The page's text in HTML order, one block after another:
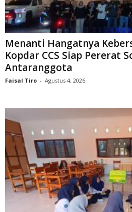
Menanti Hangatnya
Kopdar CCS Siap Pererat
Antaranggota
Faisal Tiro - Agustus 4, 2026